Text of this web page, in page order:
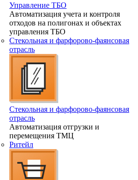
Управление ТБО
Автоматизация учета и контроля
отходов на полигонах и объектах
управления ТБО
Стекольная и фарфорово-фаянсовая
отрасль
Стекольная и фарфорово-фаянсовая
отрасль
Автоматизация отгрузки и
перемещения ТМЦ
Ритейл